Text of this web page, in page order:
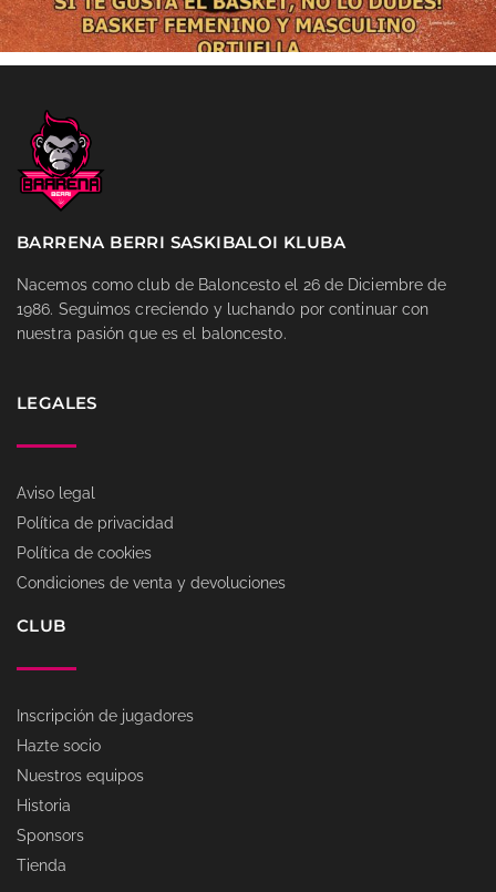
BARRENA BERRI SASKIBALOI KLUBA
Nacemos como club de Baloncesto el 26 de Diciembre de
1986. Seguimos creciendo y luchando por continuar con
nuestra pasión que es el baloncesto.
LEGALES
Aviso legal
Política de privacidad
Política de cookies
Condiciones de venta y devoluciones
CLUB
Inscripción de jugadores
Hazte socio
Nuestros equipos
Historia
Sponsors
Tienda